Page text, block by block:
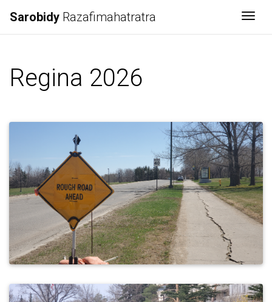
Sarobidy Razafimahatratra
Regina 2026